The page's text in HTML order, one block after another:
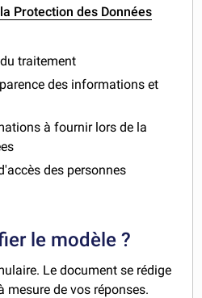
Protection des Données
traitement
des informations et
à fournir lors de la
des personnes
le modèle ?
Le document se rédige
mesure de vos réponses.